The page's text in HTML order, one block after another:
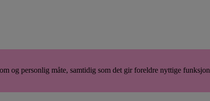
og personlig måte, samtidig som det gir foreldre nyttige